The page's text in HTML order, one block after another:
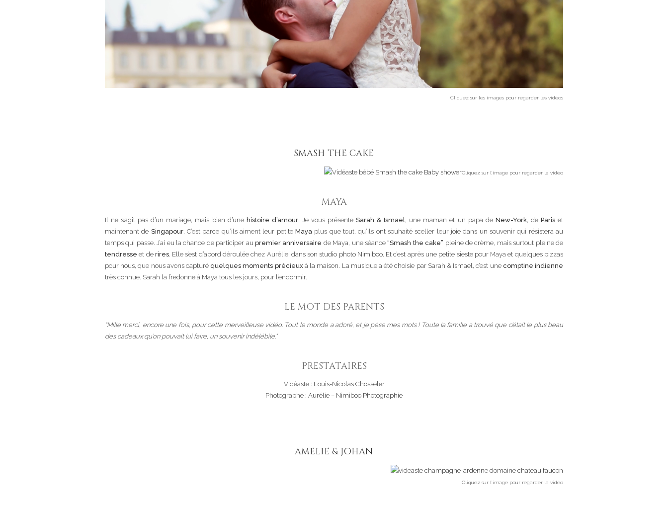
Cliquez sur les images pour regarder les vidéos
SMASH THE CAKE
Cliquez sur l’image pour regarder la vidéo
MAYA
Il ne s’agit pas d’un mariage, mais bien d’une histoire d’amour. Je vous présenteSarah & Ismael, une maman et un papa de New-York, dePariset
maintenant de Singapour. C’est parce qu’ils aiment leur petiteMaya plus que tout, qu’ils ont souhaité sceller leur joie dans un souvenir qui résistera au
temps qui passe. J’ai eu la chance de participer au premier anniversaire de Maya, une séance“Smash the cake” pleine de crème, mais surtout pleine de
tendresse et de rires. Elle s’est d’abord déroulée chez Aurélie, dans son studio photo Nimiboo. Et c’est après une petite sieste pour Maya et quelques pizzas
pour nous, que nous avons capturéquelques moments précieuxà la maison. La musique a été choisie par Sarah & Ismael, c’est une comptine indienne
très connue. Sarah la fredonne à Maya tous les jours, pour l’endormir.
LE MOT DES PARENTS
“Mille merci, encore une fois, pour cette merveilleuse vidéo. Tout le monde a adoré, et je pèse mes mots ! Toute la famille a trouvé que c’était le plus beau
des cadeaux qu’on pouvait lui faire, un souvenir indélébile.”
PRESTATAIRES
Vidéaste : Louis-Nicolas Chosseler
Photographe : Aurélie – Nimiboo Photographie
AMELIE & JOHAN
Cliquez sur l’image pour regarder la vidéo